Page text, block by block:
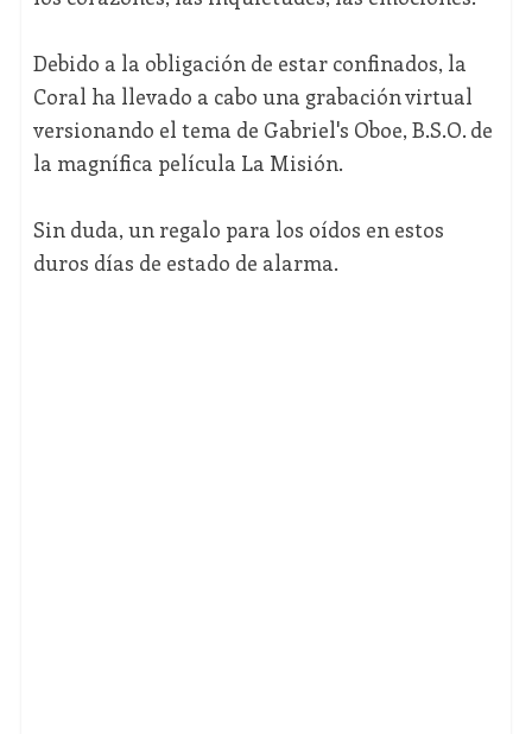
Debido a la obligación de estar confinados, la
Coral ha llevado a cabo una grabación virtual
versionando el tema de Gabriel's Oboe, B.S.O. de
la magnífica película La Misión.
Sin duda, un regalo para los oídos en estos
duros días de estado de alarma.